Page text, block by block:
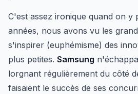
C'est assez ironique quand on y
années, nous avons vu les
s'inspirer (euphémisme) des
plus petites. Samsung
lorgnant régulièrement du côté
faisaient le succès de ses